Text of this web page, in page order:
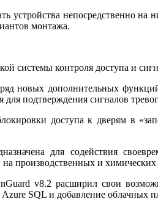
устройства непосредственно
монтажа.
системы контроля доступа и
ряд новых дополнительных
для подтверждения сигналов
доступа к дверям в
для содействия
производственных и химических
v8.2 расширил свои
SQL и добавление облачных